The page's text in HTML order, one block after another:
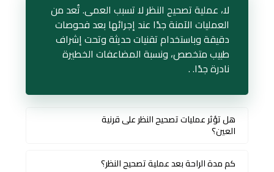
لا، عملية تصحيح النظر لا تسبب العمى. تُعد من
العمليات الآمنة جدًا عند إجرائها بعد فحوصات
دقيقة وباستخدام تقنيات حديثة وتحت إشراف
طبيب متخصص، ونسبة المضاعفات الخطيرة
نادرة جدًا. .
هل تؤثر عمليات تصحيح النظر على قرنية
العين؟
كم مدة الراحة بعد عملية تصحيح النظر؟